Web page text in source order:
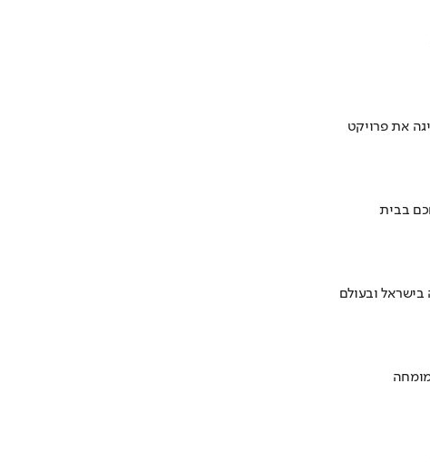
בבית
ובעולם